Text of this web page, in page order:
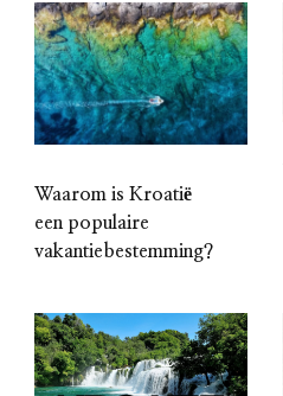
Waarom is Kroatië
een populaire
vakantiebestemming?